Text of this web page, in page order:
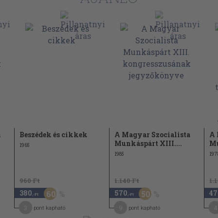
Beszédek és cikkek
1965
960 Ft
380 ,-Ft 60
pont kapható
A Magyar Szocialista
Munkáspárt XIII....
1985
1.140 Ft
570 ,-Ft 50
pont kapható
A